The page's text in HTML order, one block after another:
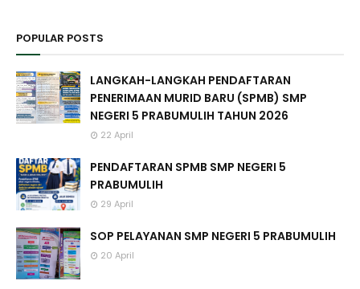
POPULAR POSTS
LANGKAH-LANGKAH PENDAFTARAN
PENERIMAAN MURID BARU (SPMB) SMP
NEGERI 5 PRABUMULIH TAHUN 2026
22 April
PENDAFTARAN SPMB SMP NEGERI 5
PRABUMULIH
29 April
SOP PELAYANAN SMP NEGERI 5 PRABUMULIH
20 April